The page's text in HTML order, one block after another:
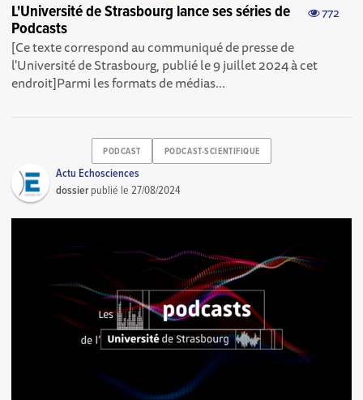
772
L'Université de Strasbourg lance ses séries de
Podcasts
[Ce texte correspond au communiqué de presse de
l'Université de Strasbourg, publié le 9 juillet 2024 à cet
endroit ]Parmi les formats de médias...
PODCAST PODCAST-SCIENTIFIQUE
Actu Echosciences
dossier publié le27/08/2024